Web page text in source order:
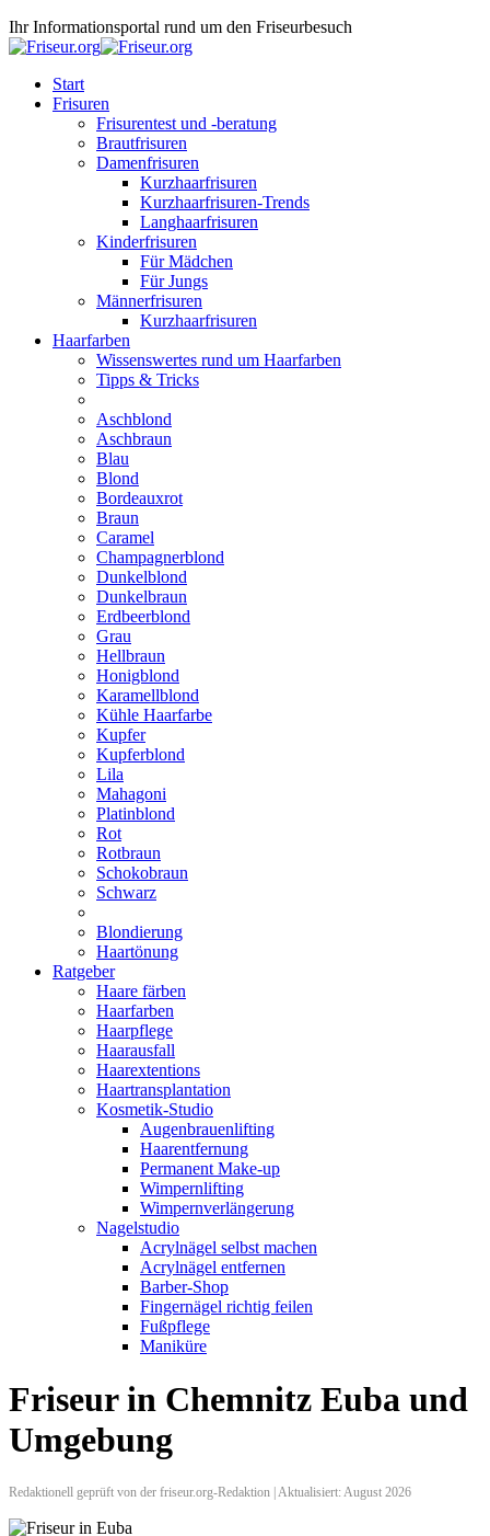
Ihr Informationsportal rund um den Friseurbesuch
Start
Frisuren
Frisurentest und -beratung
Brautfrisuren
Damenfrisuren
Kurzhaarfrisuren
Kurzhaarfrisuren-Trends
Langhaarfrisuren
Kinderfrisuren
Für Mädchen
Für Jungs
Männerfrisuren
Kurzhaarfrisuren
Haarfarben
Wissenswertes rund um Haarfarben
Tipps & Tricks
Aschblond
Aschbraun
Blau
Blond
Bordeauxrot
Braun
Caramel
Champagnerblond
Dunkelblond
Dunkelbraun
Erdbeerblond
Grau
Hellbraun
Honigblond
Karamellblond
Kühle Haarfarbe
Kupfer
Kupferblond
Lila
Mahagoni
Platinblond
Rot
Rotbraun
Schokobraun
Schwarz
Blondierung
Haartönung
Ratgeber
Haare färben
Haarfarben
Haarpflege
Haarausfall
Haarextentions
Haartransplantation
Kosmetik-Studio
Augenbrauenlifting
Haarentfernung
Permanent Make-up
Wimpernlifting
Wimpernverlängerung
Nagelstudio
Acrylnägel selbst machen
Acrylnägel entfernen
Barber-Shop
Fingernägel richtig feilen
Fußpflege
Maniküre
Friseur in Chemnitz Euba und
Umgebung
Redaktionell geprüft von der friseur.org-Redaktion | Aktualisiert: August 2026